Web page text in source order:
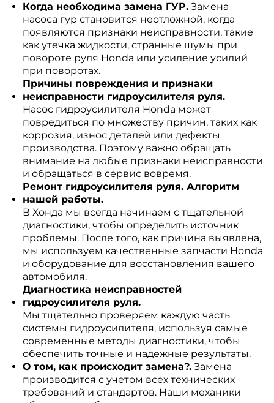
Когда необходима замена ГУР.Замена
насоса гур становится неотложной, когда
появляются признаки неисправности, такие
как утечка жидкости, странные шумы при
повороте руля Honda или усиление усилий
при поворотах.
Причины повреждения и признаки
неисправности гидроусилителя руля.
Насос гидроусилителя Honda может
повредиться по множеству причин, таких как
коррозия, износ деталей или дефекты
производства. Поэтому важно обращать
внимание на любые признаки неисправности
и обращаться в сервис вовремя.
Ремонт гидроусилителя руля. Алгоритм
нашей работы.
В Хонда мы всегда начинаем с тщательной
диагностики, чтобы определить источник
проблемы. После того, как причина выявлена,
мы используем качественные запчасти Honda
и оборудование для восстановления вашего
автомобиля.
Диагностика неисправностей
гидроусилителя руля.
Мы тщательно проверяем каждую часть
системы гидроусилителя, используя самые
современные методы диагностики, чтобы
обеспечить точные и надежные результаты.
О том, как происходит замена?.Замена
производится с учетом всех технических
требований и стандартов. Наши механики